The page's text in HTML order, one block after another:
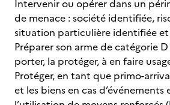
Intervenir ou opérer dans un
de menace : société identifiée,
situation particulière identifiée
Préparer son arme de catégorie
porter, la protéger, à en faire
Protéger, en tant que primo-
et les biens en cas